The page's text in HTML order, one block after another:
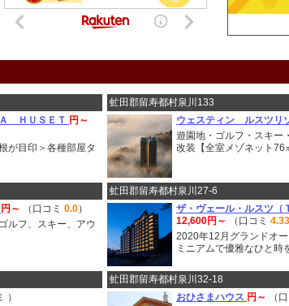
ＨＵＳＥＴ 円～
が目印＞各種部屋タ
虻田郡留寿都村泉川133
ウェスティン ルスツリ
遊園地・ゴルフ・スキ
改装【全室メゾネット76
円～ （口コミ 0.0）
ルフ、スキー、アウ
虻田郡留寿都村泉川27-6
ザ・ヴェール・ルスツ
12,600円～
（口コミ 4.33
2020年12月グランドオ
ミニアムで優雅なひと時
）
虻田郡留寿都村泉川32-18
おひさまハウス 円～ （